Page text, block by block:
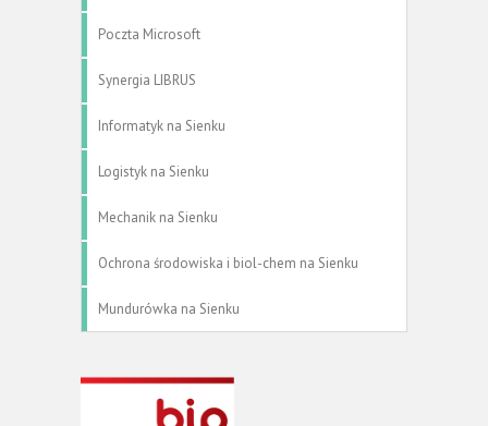
Poczta Microsoft
Synergia LIBRUS
Informatyk na Sienku
Logistyk na Sienku
Mechanik na Sienku
Ochrona środowiska i biol-chem na Sienku
Mundurówka na Sienku